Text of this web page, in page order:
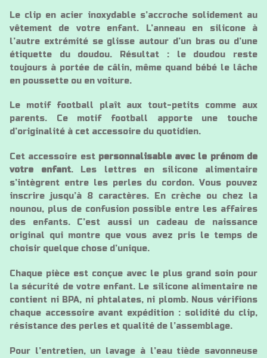
Le clip en acier inoxydable s’accroche solidement au
vêtement de votre enfant. L’anneau en silicone à
l’autre extrémité se glisse autour d’un bras ou d’une
étiquette du doudou. Résultat : le doudou reste
toujours à portée de câlin, même quand bébé le lâche
en poussette ou en voiture.
Le motif football plaît aux tout-petits comme aux
parents. Ce motif football apporte une touche
d’originalité à cet accessoire du quotidien.
Cet accessoire est personnalisable avec le prénom de
votre enfant. Les lettres en silicone alimentaire
s’intègrent entre les perles du cordon. Vous pouvez
inscrire jusqu’à 8 caractères. En crèche ou chez la
nounou, plus de confusion possible entre les affaires
des enfants. C’est aussi un cadeau de naissance
original qui montre que vous avez pris le temps de
choisir quelque chose d’unique.
Chaque pièce est conçue avec le plus grand soin pour
la sécurité de votre enfant. Le silicone alimentaire ne
contient ni BPA, ni phtalates, ni plomb. Nous vérifions
chaque accessoire avant expédition : solidité du clip,
résistance des perles et qualité de l’assemblage.
Pour l’entretien, un lavage à l’eau tiède savonneuse